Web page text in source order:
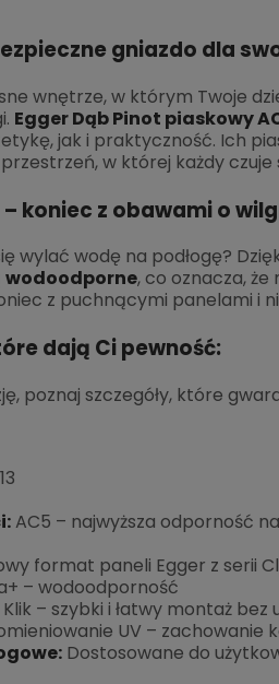
gniazdo dla
wnętrze, w którym Twoje
Egger Dąb Pinot piaskowy
jak i praktyczność. Ich
w której każdy
koniec z obawami o
wylać wodę na podłogę?
wodoodporne, co oznacza, że
z puchnącymi panelami i
dają Ci pewność:
poznaj szczegóły, które
AC5 – najwyższa odporność
format paneli Egger z serii
– wodoodporność
Klik – szybki i łatwy montaż bez
UV – zachowanie
Dostosowane do